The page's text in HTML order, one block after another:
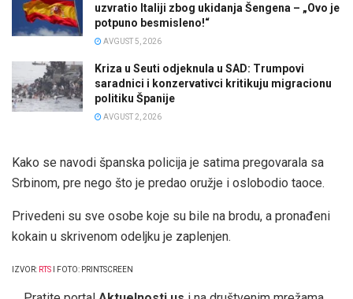
uzvratio Italiji zbog ukidanja Šengena – „Ovo je
potpuno besmisleno!“
AVGUST 5, 2026
Kriza u Seuti odjeknula u SAD: Trumpovi
saradnici i konzervativci kritikuju migracionu
politiku Španije
AVGUST 2, 2026
Kako se navodi španska policija je satima pregovarala sa
Srbinom, pre nego što je predao oružje i oslobodio taoce.
Privedeni su sve osobe koje su bile na brodu, a pronađeni
kokain u skrivenom odeljku je zaplenjen.
IZVOR: RTS I FOTO: PRINTSCREEN